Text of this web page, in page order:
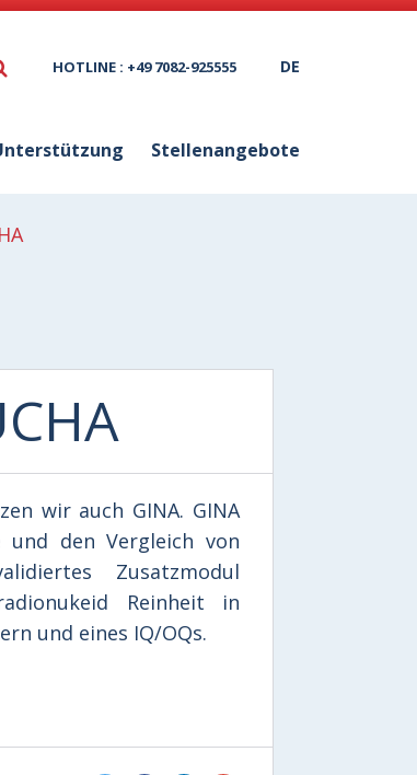
HOTLINE : +49 7082-925555 DE
Stellenangebote
wir auch GINA. GINA
und den Vergleich von
Zusatzmodul
Reinheit in
und eines IQ/OQs.